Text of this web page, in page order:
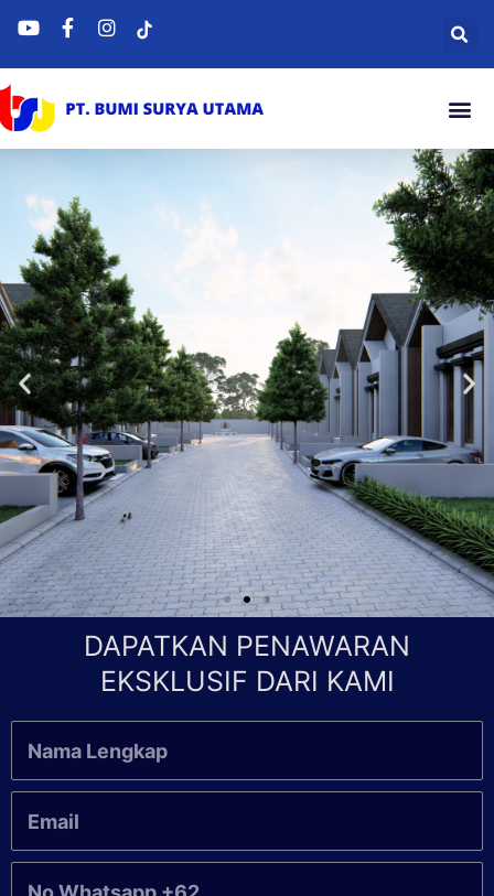
DAPATKAN PENAWARAN
EKSKLUSIF DARI KAMI